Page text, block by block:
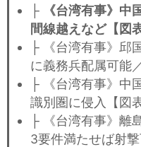
├
《台湾有事》中
間線越えなど【図
├ 《台湾有事》邱
に義務兵配属可能
├ 《台湾有事》中
識別圏に侵入【図
├ 《台湾有事》離
3要件満たせば射